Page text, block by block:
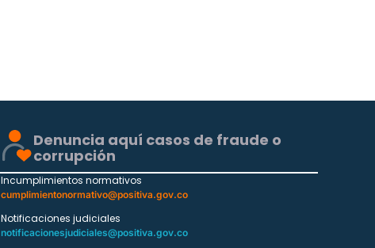
Denuncia aquí casos de fraude o
corrupción
Incumplimientos normativos
cumplimientonormativo@positiva.gov.co
Notificaciones judiciales
notificacionesjudiciales@positiva.gov.co